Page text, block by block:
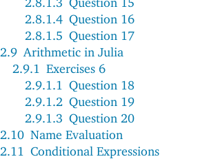
2.8.1.4 Question 16
2.8.1.5 Question 17
2.9 Arithmetic in Julia
2.9.1 Exercises 6
2.9.1.1 Question 18
2.9.1.2 Question 19
2.9.1.3 Question 20
2.10 Name Evaluation
2.11 Conditional Expressions